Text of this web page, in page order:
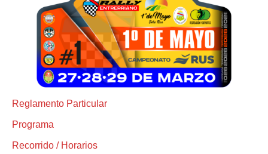
Reglamento Particular
Programa
Recorrido / Horarios